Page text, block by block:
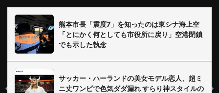
熊本市長「震度7」を知ったのは東シナ海上空
「とにかく何としても市役所に戻り」空港閉鎖
でも示した執念
サッカー・ハーランドの美女モデル恋人、超ミ
ニ丈ワンピで色気ダダ漏れ すらり神スタイルの